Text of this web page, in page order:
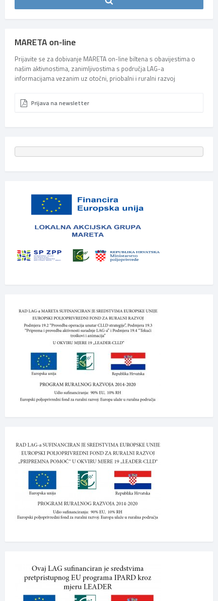
MARETA on-line
Prijavite se za dobivanje MARETA on-line biltena s obavijestima o
našim aktivnostima, zanimljivostima s područja LAG-a
informacijama vezanim uz otočni, priobalni i ruralni razvoj
Prijava na newsletter